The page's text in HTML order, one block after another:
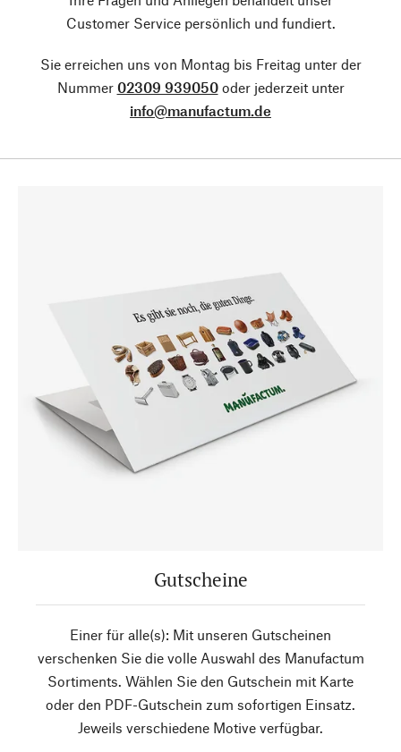
Customer Service persönlich und fundiert.
Sie erreichen uns von Montag bis Freitag unter der
Nummer 02309 939050oder jederzeit unter
info@manufactum.de
Gutscheine
Einer für alle(s): Mit unseren Gutscheinen
verschenken Sie die volle Auswahl des Manufactum
Sortiments. Wählen Sie den Gutschein mit Karte
oder den PDF-Gutschein zum sofortigen Einsatz.
Jeweils verschiedene Motive verfügbar.